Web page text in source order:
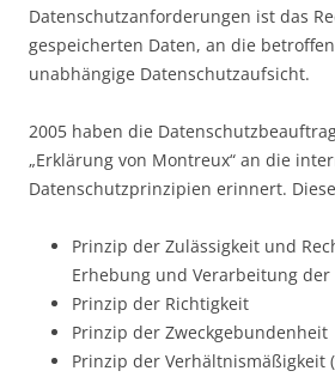
Datenschutzanforderungen ist das
gespeicherten Daten, an die
unabhängige Datenschutzaufsicht.
2005 haben die
„Erklärung von Montreux“ an die
Datenschutzprinzipien erinnert.
Prinzip der Zulässigkeit und
Erhebung und Verarbeitung der
Prinzip der Richtigkeit
Prinzip der Zweckgebundenheit
Prinzip der Verhältnismäßigkeit